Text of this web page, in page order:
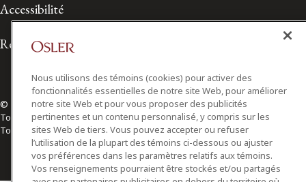
Accessibilité
Relations avec les médias
© 2026 Osler, Hoskin & Harcourt S.E.N.C.R.L./s.r.l.
Tous droits réservés
Toronto | Montréal | Calgary | Vancouver | Ottawa | New York
Nous utilisons des témoins (cookies) pour activer des
fonctionnalités essentielles de notre site Web, pour améliorer
notre site Web et pour vous proposer des publicités
pertinentes et un contenu personnalisé, y compris sur les
sites Web de tiers. Vous pouvez accepter ou refuser
l’utilisation de la plupart des témoins ci-dessous ou ajuster
vos préférences dans les paramètres relatifs aux témoins.
Vos renseignements pourraient être stockés et/ou partagés